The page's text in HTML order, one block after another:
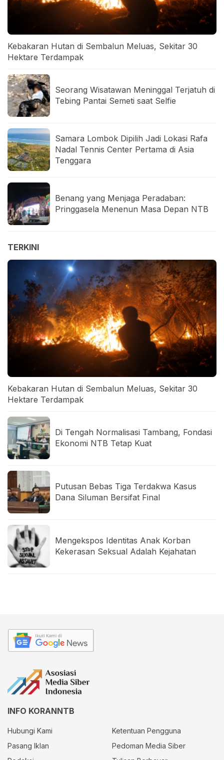
Kebakaran Hutan di Sembalun Meluas, Sekitar 30
Hektare Terdampak
Seorang Wisatawan Meninggal Terjatuh di
Tebing Pantai Semeti saat Selfie
Samara Lombok Dipilih Jadi Lokasi Rafa
Nadal Tennis Center Pertama di Asia
Tenggara
Benang yang Menjaga Peradaban:
Pringgasela Menenun Masa Depan NTB
TERKINI
Kebakaran Hutan di Sembalun Meluas, Sekitar 30
Hektare Terdampak
Di Tengah Normalisasi Tambang, Fondasi
Ekonomi NTB Tetap Kuat
Putusan Bebas Tiga Terdakwa Kasus
Dana Siluman Bersifat Final
Mengekspos Identitas Anak Korban
Kekerasan Seksual Adalah Kejahatan
INFO KORANNTB
Hubungi Kami
Ketentuan Pengguna
Pasang Iklan
Pedoman Media Siber